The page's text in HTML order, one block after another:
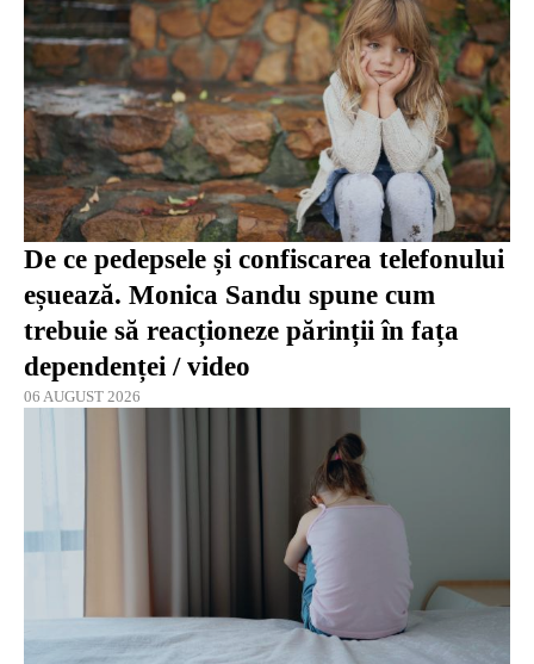
De ce pedepsele și confiscarea telefonului
eșuează. Monica Sandu spune cum
trebuie să reacționeze părinții în fața
dependenței / video
06 AUGUST 2026